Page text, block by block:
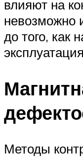
влияют на
невозможно
до того, как
Методы